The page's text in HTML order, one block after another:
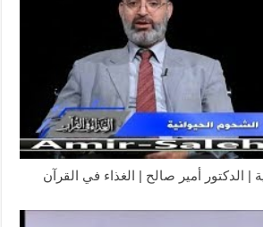
| الدكتور أمير صالح | الغذاء في القرآن